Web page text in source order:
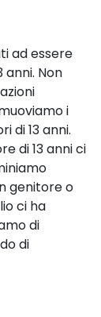
ad essere
anni. Non
i
di 13 anni.
di 13 anni ci
genitore o
ci ha
di
di